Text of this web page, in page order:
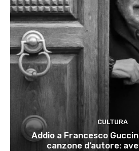
CULTURA
Addio a Francesco
canzone d’autore: